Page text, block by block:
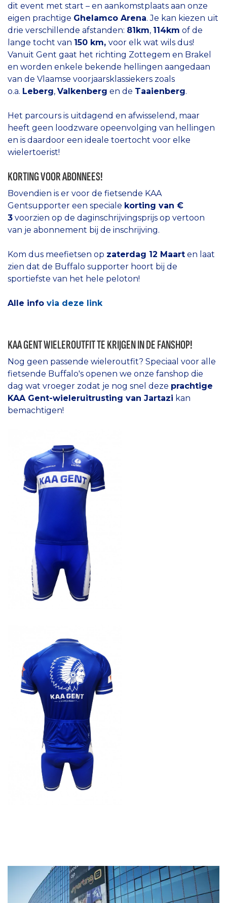
dit event met start – en aankomstplaats aan onze
eigen prachtige Ghelamco Arena. Je kan kiezen uit
drie verschillende afstanden: 81km, 114km of de
lange tocht van 150 km, voor elk wat wils dus!
Vanuit Gent gaat het richting Zottegem en Brakel
en worden enkele bekende hellingen aangedaan
van de Vlaamse voorjaarsklassiekers zoals
o.a. Leberg, Valkenberg en de Taaienberg.
Het parcours is uitdagend en afwisselend, maar
heeft geen loodzware opeenvolging van hellingen
en is daardoor een ideale toertocht voor elke
wielertoerist!
KORTING VOOR ABONNEES!
Bovendien is er voor de fietsende KAA
Gentsupporter een speciale korting van €
3 voorzien op de daginschrijvingsprijs op vertoon
van je abonnement bij de inschrijving.
Kom dus meefietsen op zaterdag 12 Maart en laat
zien dat de Buffalo supporter hoort bij de
sportiefste van het hele peloton!
Alle info via deze link
KAA GENT WIELEROUTFIT TE KRIJGEN IN DE FANSHOP!
Nog geen passende wieleroutfit? Speciaal voor alle
fietsende Buffalo's openen we onze fanshop die
dag wat vroeger zodat je nog snel deze prachtige
KAA Gent-wieleruitrusting van Jartazi kan
bemachtigen!